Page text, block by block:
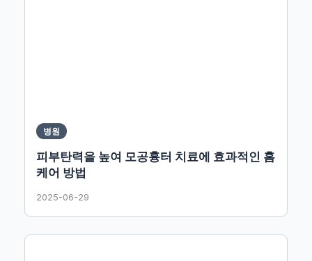
병원
피부탄력을 높여 모공흉터 치료에 효과적인 홈
케어 방법
2025-06-29